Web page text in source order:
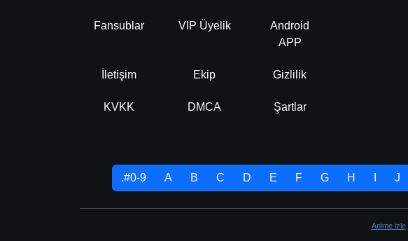
Fansublar VIP Üyelik
Android
APP
İletişim Ekip Gizlilik
KVKK DMCA Şartlar
.#0-9 A B C D E F G H J
Anime izle